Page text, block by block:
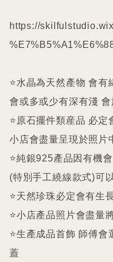
https://
⭐️水晶為天然產物 會
會或多或少有深有淺
⭐️原石擺件類産品 必定
小店會盡量呈現於照片
⭐️純銀925產品因有機
(特別手工繞線款式)可
⭐️天然珍珠必定會有生
⭐️小店產品照片會盡量
⭐️生產成品首飾 師傅
蓋